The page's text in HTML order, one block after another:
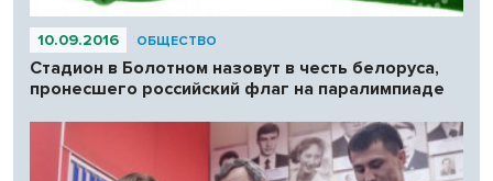
10.09.2016 ОБЩЕСТВО
Стадион в Болотном назовут в честь белоруса,
пронесшего российский флаг на паралимпиаде